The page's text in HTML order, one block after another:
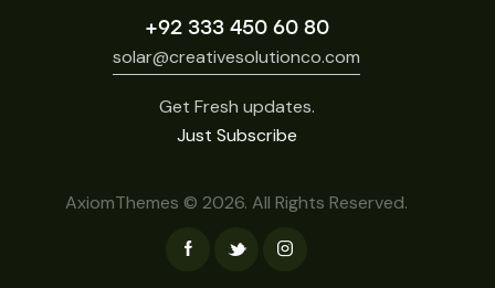
+92 333 450 60 80
solar@creativesolutionco.com
Get Fresh updates.
Just Subscribe
AxiomThemes © 2026. All Rights Reserved.